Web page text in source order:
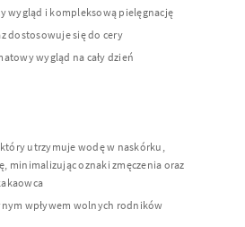
wygląd i kompleksową pielęgnację
dostosowuje się do cery
wygląd na cały dzień
utrzymuje wodę w naskórku,
minimalizując oznaki zmęczenia oraz
wpływem wolnych rodników